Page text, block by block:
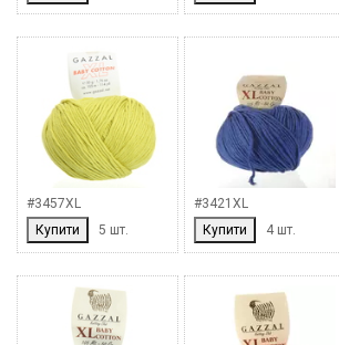
#3457XL
Купити
5 шт.
#3421XL
Купити
4 шт.